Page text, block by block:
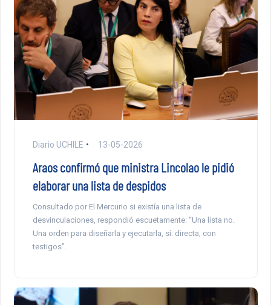
Diario UCHILE 13-05-2026
Araos confirmó que ministra Lincolao le pidió
elaborar una lista de despidos
Consultado por El Mercurio si existía una lista de
desvinculaciones, respondió escuetamente: “Una lista no.
Una orden para diseñarla y ejecutarla, sí: directa, con
testigos”.